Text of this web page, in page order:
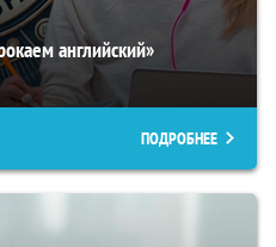
английский»
ПОДРОБНЕЕ